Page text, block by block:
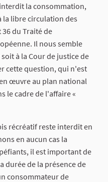
la consommation,
la libre circulation des
du Traité de
Il nous semble
à la Cour de justice de
cette question, qui n'est
œuvre au plan national
le cadre de l'affaire «
récréatif reste interdit en
en aucun cas la
il est important de
durée de la présence de
consommateur de